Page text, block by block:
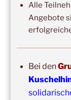
14:00
Ganztags,13.
Ausbildung
Alle
Angebote
Bei den